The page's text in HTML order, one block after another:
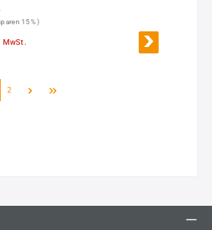
15% )
MwSt.
Seite
2